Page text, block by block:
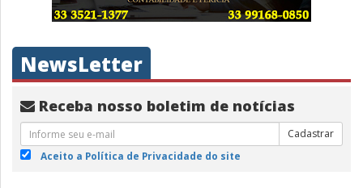
NewsLetter
Receba nosso boletim de notícias
Cadastrar
Aceito a Política de Privacidade do site